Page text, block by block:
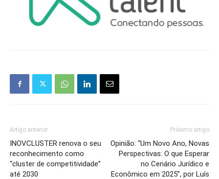
Artigo anterior
INOVCLUSTER renova o seu
reconhecimento como
“cluster de competitividade”
até 2030
Próximo artigo
Opinião: “Um Novo Ano, Novas
Perspectivas: O que Esperar
no Cenário Jurídico e
Econômico em 2025”, por Luís